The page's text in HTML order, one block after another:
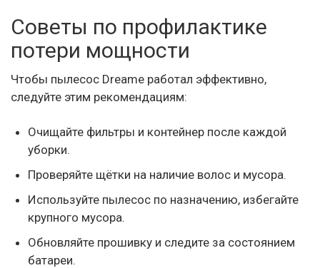
Советы по профилактике
потери мощности
Чтобы пылесос Dreame работал эффективно,
следуйте этим рекомендациям:
Очищайте фильтры и контейнер после каждой
уборки.
Проверяйте щётки на наличие волос и мусора.
Используйте пылесос по назначению, избегайте
крупного мусора.
Обновляйте прошивку и следите за состоянием
батареи.